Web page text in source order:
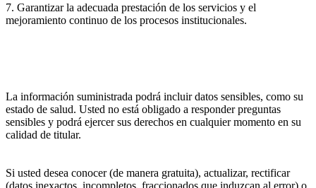
7. Garantizar la adecuada prestación de los servicios y el
mejoramiento continuo de los procesos institucionales.
La información suministrada podrá incluir datos sensibles, como su
estado de salud. Usted no está obligado a responder preguntas
sensibles y podrá ejercer sus derechos en cualquier momento en su
calidad de titular.
Si usted desea conocer (de manera gratuita), actualizar, rectificar
(datos inexactos, incompletos, fraccionados que induzcan al error) o